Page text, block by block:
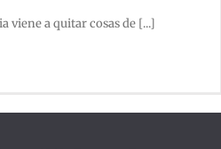
viene a quitar cosas de [...]